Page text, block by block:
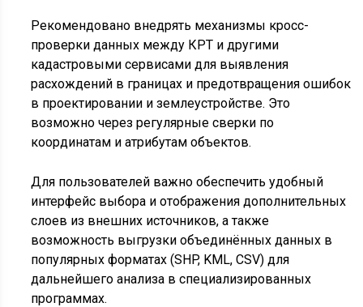
Рекомендовано внедрять механизмы кросс-
проверки данных между КРТ и другими
кадастровыми сервисами для выявления
расхождений в границах и предотвращения ошибок
в проектировании и землеустройстве. Это
возможно через регулярные сверки по
координатам и атрибутам объектов.
Для пользователей важно обеспечить удобный
интерфейс выбора и отображения дополнительных
слоев из внешних источников, а также
возможность выгрузки объединённых данных в
популярных форматах (SHP, KML, CSV) для
дальнейшего анализа в специализированных
программах.